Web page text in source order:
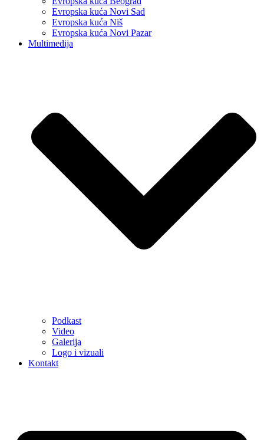
Evropska kuća Novi Sad
Evropska kuća Niš
Evropska kuća Novi Pazar
Multimedija
Podkast
Video
Galerija
Logo i vizuali
Kontakt